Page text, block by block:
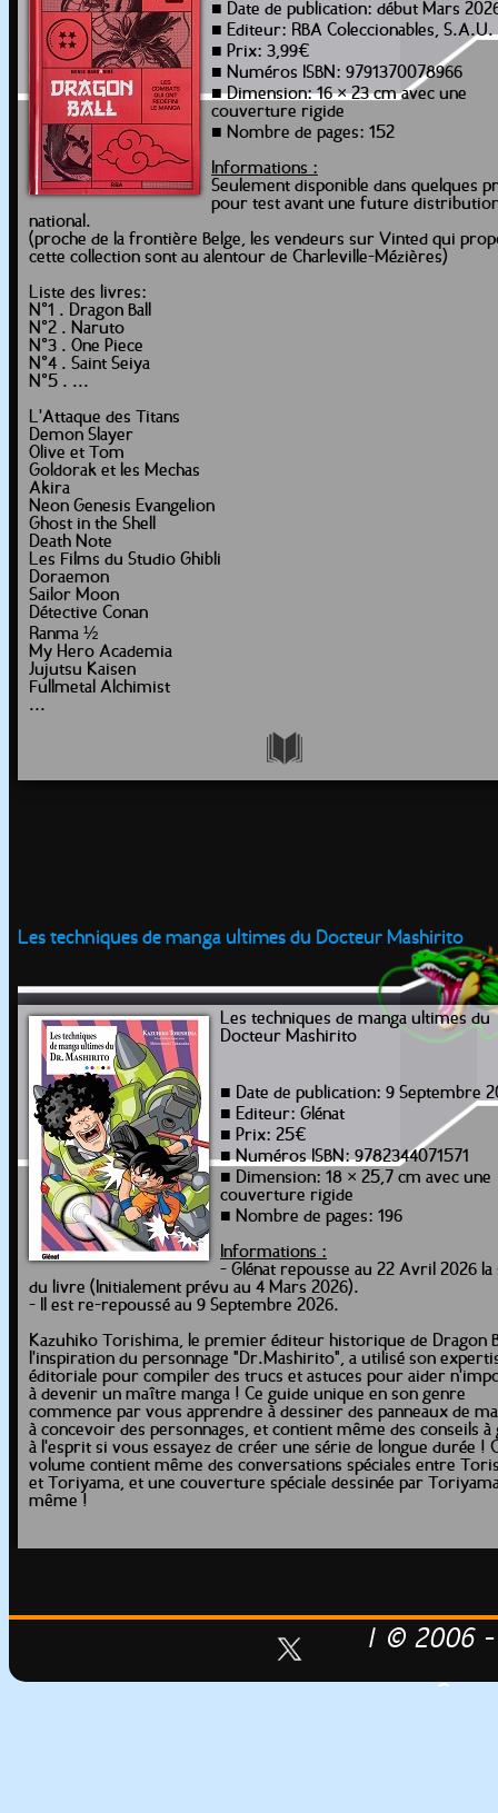
■ Date de publication: début Mars
■ Editeur: RBA Coleccionables, S.A.U.
■ Prix: 3,99€
■ Numéros ISBN: 9791370078966
■ Dimension: 16 × 23 cm avec une
couverture rigide
■ Nombre de pages: 152
Informations :
Seulement disponible dans quelques
pour test avant une future
national.
(proche de la frontière Belge, les vendeurs sur Vinted qui
cette collection sont au alentour de Charleville-Mézières)
Liste des livres:
N°1 . Dragon Ball
N°2 . Naruto
N°3 . One Piece
N°4 . Saint Seiya
N°5 . ...
L'Attaque des Titans
Demon Slayer
Olive et Tom
Goldorak et les Mechas
Akira
Neon Genesis Evangelion
Ghost in the Shell
Death Note
Les Films du Studio Ghibli
Doraemon
Sailor Moon
Détective Conan
Ranma ½
My Hero Academia
Jujutsu Kaisen
Fullmetal Alchimist
...
Les techniques de manga ultimes du Docteur Mashirito
Les techniques de manga ultimes du
Docteur Mashirito
■ Date de publication: 9 Septembre
■ Editeur: Glénat
■ Prix: 25€
■ Numéros ISBN: 9782344071571
■ Dimension: 18 × 25,7 cm avec une
couverture rigide
■ Nombre de pages: 196
Informations :
- Glénat repousse au 22 Avril 2026
du livre (Initialement prévu au 4 Mars 2026).
- Il est re-repoussé au 9 Septembre 2026.
Kazuhiko Torishima, le premier éditeur historique de Dragon
l'inspiration du personnage "Dr.Mashirito", a utilisé son
éditoriale pour compiler des trucs et astuces pour aider
à devenir un maître manga ! Ce guide unique en son genre
commence par vous apprendre à dessiner des panneaux de
à concevoir des personnages, et contient même des conseils à
à l'esprit si vous essayez de créer une série de longue durée !
volume contient même des conversations spéciales entre
et Toriyama, et une couverture spéciale dessinée par
même !
| © 2006 -